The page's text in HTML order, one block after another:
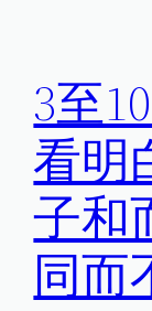
3至
看明
子和
同而